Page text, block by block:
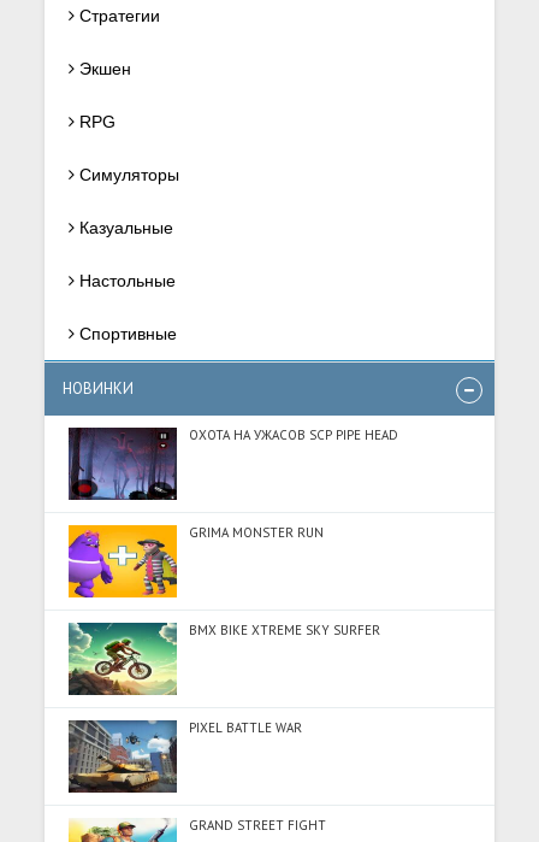
Стратегии
Экшен
RPG
Симуляторы
Казуальные
Настольные
Спортивные
НОВИНКИ
ОХОТА НА УЖАСОВ SCP PIPE HEAD
GRIMA MONSTER RUN
BMX BIKE XTREME SKY SURFER
PIXEL BATTLE WAR
GRAND STREET FIGHT